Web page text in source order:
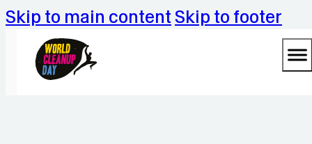
Skip to main content Skip to footer